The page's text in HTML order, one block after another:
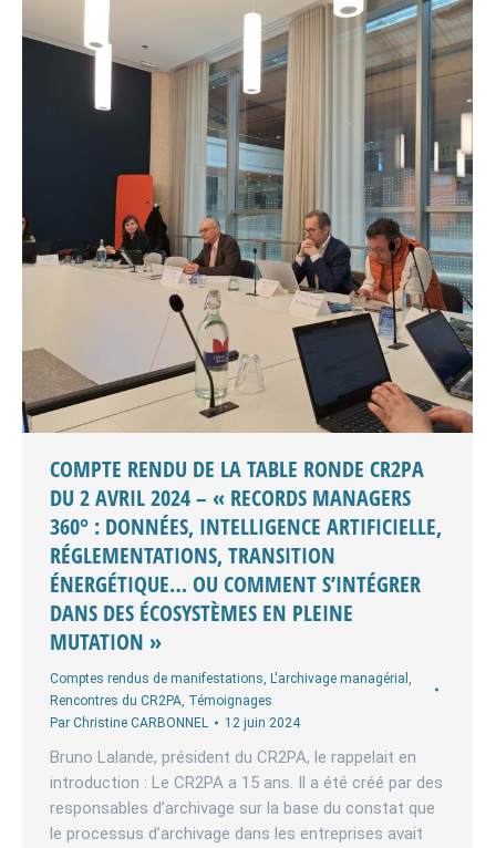
COMPTE RENDU DE LA TABLE RONDE CR2PA
DU 2 AVRIL 2024 – « RECORDS MANAGERS
360° : DONNÉES, INTELLIGENCE ARTIFICIELLE,
RÉGLEMENTATIONS, TRANSITION
ÉNERGÉTIQUE… OU COMMENT S’INTÉGRER
DANS DES ÉCOSYSTÈMES EN PLEINE
MUTATION »
Comptes rendus de manifestations, L'archivage managérial ,
Rencontres du CR2PA, Témoignages
Par Christine CARBONNEL 12 juin 2024
Bruno Lalande, président du CR2PA, le rappelait en
introduction : Le CR2PA a 15 ans. Il a été créé par des
responsables d’archivage sur la base du constat que
le processus d’archivage dans les entreprises avait